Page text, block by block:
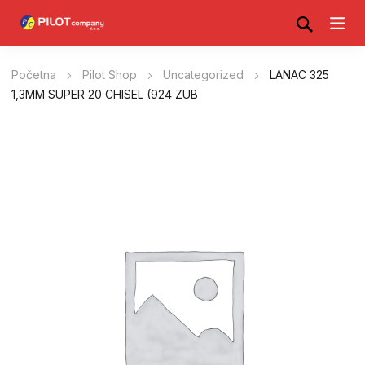
Početna Pilot Shop Uncategorized
LANAC 325
1,3MM SUPER 20 CHISEL (924 ZUB